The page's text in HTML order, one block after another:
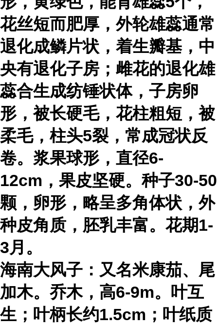
花丝短而肥厚，外轮雄蕊通常
退化成鳞片状，着生瓣基，中
央有退化子房；雌花的退化雄
蕊合生成纺锤状体，子房卵
形，被长硬毛，花柱粗短，被
柔毛，柱头5裂，常成冠状反
卷。浆果球形，直径6-
12cm，果皮坚硬。种子30-50
颗，卵形，略呈多角体状，外
种皮角质，胚乳丰富。花期1-
3月。
海南大风子：又名米康茄、尾
加木。乔木，高6-9m。叶互
生；叶柄长约1.5cm；叶纸质